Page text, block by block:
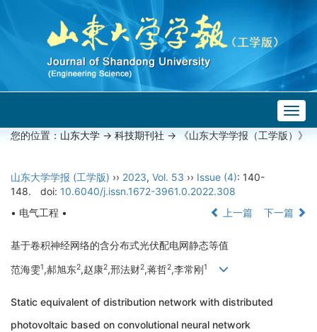
您的位置： 山东大学 -> 科技期刊社 -> 《山东大学学报（工学版）》
山东大学学报 (工学版) ›› 2023, Vol. 53 ›› Issue (4): 140-
148.
doi: 10.6040/j.issn.1672-3961.0.2022.308
• 电气工程 •
上一篇 下一篇
基于卷积神经网络的含分布式光伏配电网静态等值
范海雯1,郝旭东2,赵康2,邢法财2,蒋哲2,李常刚1
Static equivalent of distribution network with distributed
photovoltaic based on convolutional neural network